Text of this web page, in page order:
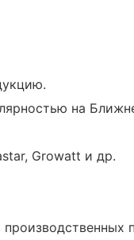
на
Growatt и др.